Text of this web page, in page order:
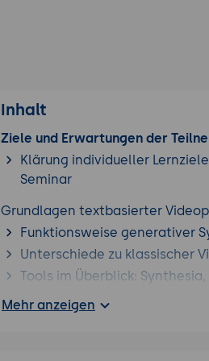
Inhalt
Ziele und Erwartungen der
Klärung individueller
Seminar
Grundlagen textbasierter
Funktionsweise generativer
Unterschiede zu klassischer
Tools im Überblick: Synthesia,
Skriptentwicklung und
Mehr anzeigen